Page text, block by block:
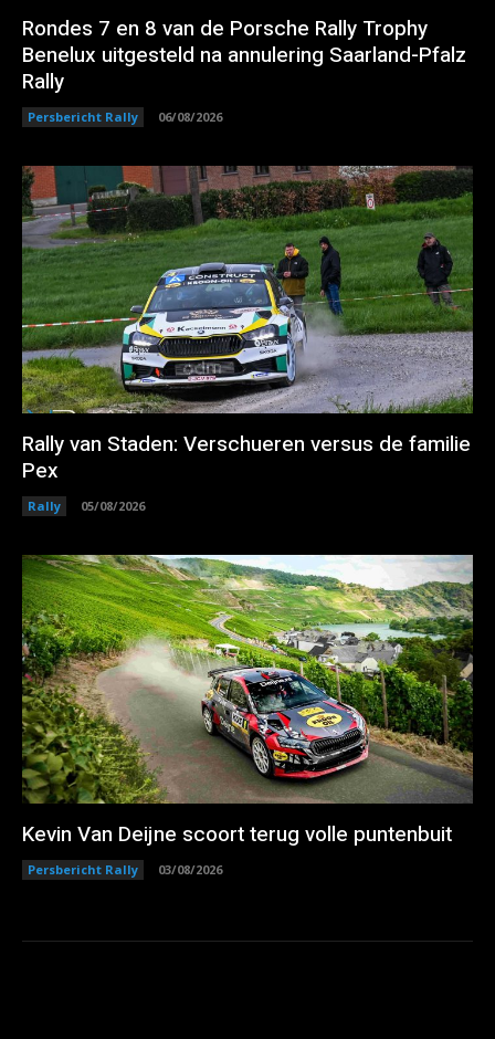
Rondes 7 en 8 van de Porsche Rally Trophy
Benelux uitgesteld na annulering Saarland-Pfalz
Rally
Persbericht Rally 06/08/2026
Rally van Staden: Verschueren versus de familie
Pex
Rally 05/08/2026
Kevin Van Deijne scoort terug volle puntenbuit
Persbericht Rally 03/08/2026